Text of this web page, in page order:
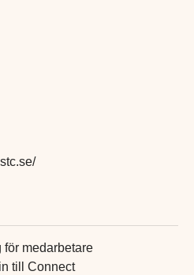
stc.se/
för medarbetare
till Connect